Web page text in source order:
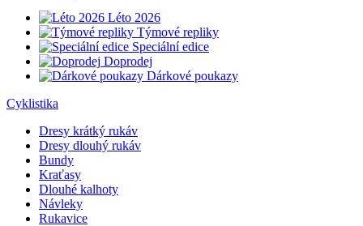
Léto 2026
Týmové repliky
Speciální edice
Doprodej
Dárkové poukazy
Cyklistika
Dresy krátký rukáv
Dresy dlouhý rukáv
Bundy
Kraťasy
Dlouhé kalhoty
Návleky
Rukavice